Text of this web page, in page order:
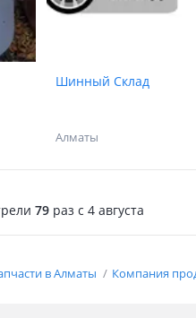
Шинный Склад
Алматы
79 раз c 4 августа
в Алматы Компания